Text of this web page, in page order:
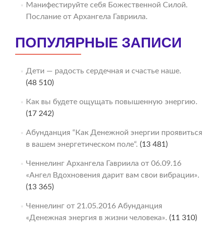
Манифестируйте себя Божественной Силой.
Послание от Архангела Гавриила.
ПОПУЛЯРНЫЕ ЗАПИСИ
Дети — радость сердечная и счастье наше.
(48 510)
Как вы будете ощущать повышенную энергию.
(17 242)
Абунданция “Как Денежной энергии проявиться
в вашем энергетическом поле“. (13 481)
Ченнелинг Архангела Гавриила от 06.09.16
«Ангел Вдохновения дарит вам свои вибрации».
(13 365)
Ченнелинг от 21.05.2016 Абунданция
«Денежная энергия в жизни человека». (11 310)